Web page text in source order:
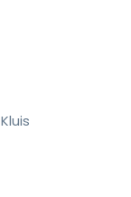
Kluis